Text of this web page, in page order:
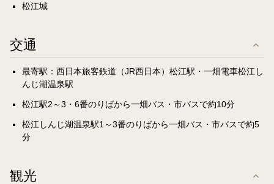
松江城
交通
最寄駅：西日本旅客鉄道（JR西日本）松江駅・一畑電車松江し
んじ湖温泉駅
松江駅2～3・6番のりばから一畑バス・市バスで約10分
松江しんじ湖温泉駅1～3番のりばから一畑バス・市バスで約5
分
観光